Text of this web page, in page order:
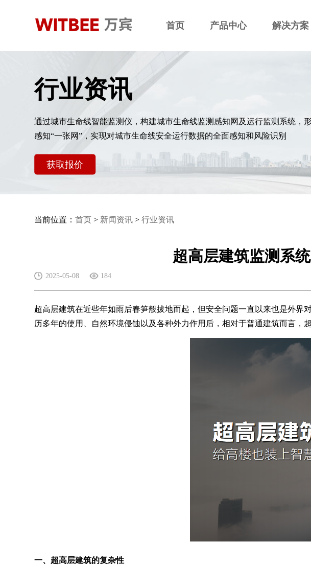
首页 产品中心 解决方案
行业资讯
通过城市生命线智能监测仪，构建城市生命线监测感知网及运行监测系统，
感知“一张网”，实现对城市生命线安全运行数据的全面感知和风险识别
获取报价
当前位置：首页 > 新闻资讯 >行业资讯
超高层建筑监测系
2025-05-08 184
超高层建筑在近些年如雨后春笋般拔地而起，但安全问题一直以来也是外界
历多年的使用、自然环境侵蚀以及各种外力作用后，相对于普通建筑而言，
一、超高层建筑的复杂性